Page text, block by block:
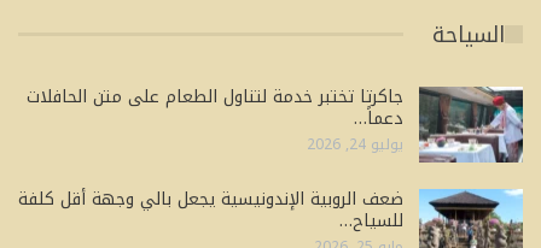
السياحة
جاكرتا تختبر خدمة لتناول الطعام على متن الحافلات
دعماً…
يوليو 24, 2026
ضعف الروبية الإندونيسية يجعل بالي وجهة أقل كلفة
للسياح…